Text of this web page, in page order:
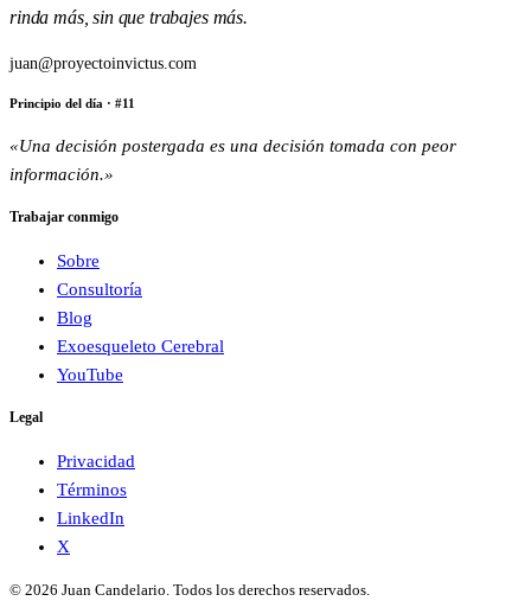
rinda más, sin que trabajes más.
juan@proyectoinvictus.com
Principio del día · #11
«Una decisión postergada es una decisión tomada con peor
información.»
Trabajar conmigo
Sobre
Consultoría
Blog
Exoesqueleto Cerebral
YouTube
Legal
Privacidad
Términos
LinkedIn
X
© 2026 Juan Candelario. Todos los derechos reservados.